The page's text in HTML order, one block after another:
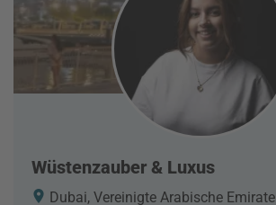
Wüstenzauber & Luxus
Dubai, Vereinigte Arabische Emirate